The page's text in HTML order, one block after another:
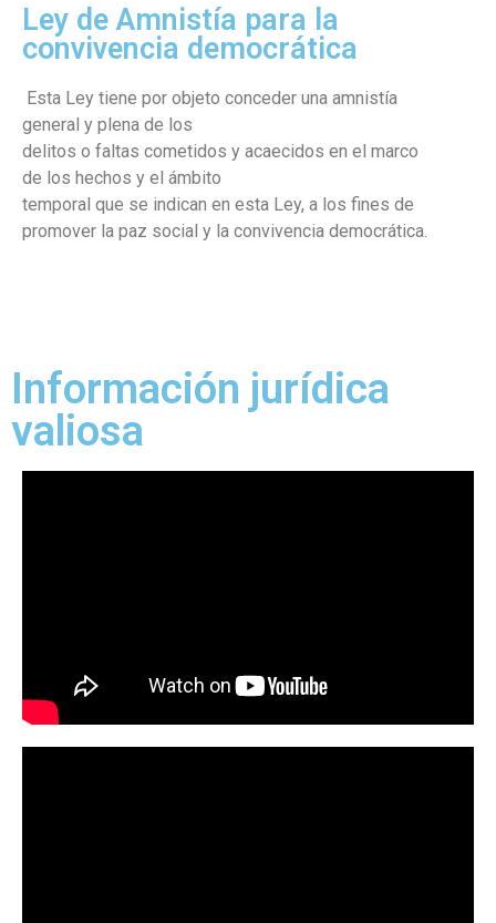
Ley de Amnistía para la
convivencia democrática
Esta Ley tiene por objeto conceder una amnistía
general y plena de los
delitos o faltas cometidos y acaecidos en el marco
de los hechos y el ámbito
temporal que se indican en esta Ley, a los fines de
promover la paz social y la convivencia democrática.
Información jurídica
valiosa